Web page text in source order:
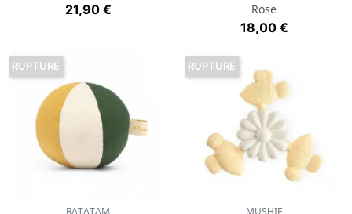
Prix
21,90 €
Rose
Prix
18,00 €
RUPTURE RUPTURE